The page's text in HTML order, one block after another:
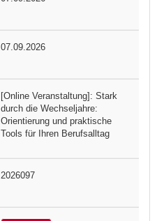
07.09.2026
[Online Veranstaltung]: Stark
durch die Wechseljahre:
Orientierung und praktische
Tools für Ihren Berufsalltag
2026097